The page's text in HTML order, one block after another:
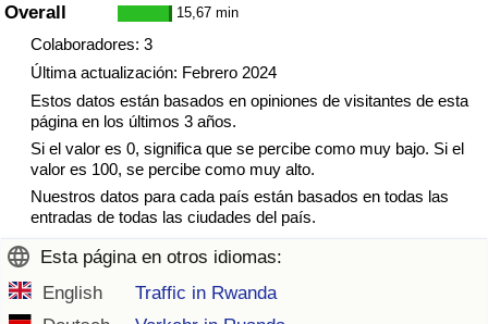
Overall 15,67 min
Colaboradores: 3
Última actualización: Febrero 2024
Estos datos están basados en opiniones de visitantes de esta
página en los últimos 3 años.
Si el valor es 0, significa que se percibe como muy bajo. Si el
valor es 100, se percibe como muy alto.
Nuestros datos para cada país están basados en todas las
entradas de todas las ciudades del país.
Esta página en otros idiomas:
English
Traffic in Rwanda
Índice de Tráfico por País